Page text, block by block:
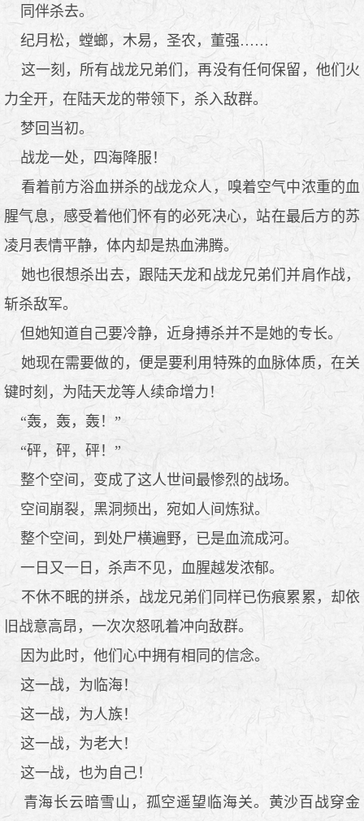
同伴杀去。
纪月松，螳螂，木易，圣农，董强……
这一刻，所有战龙兄弟们，再没有任何保留，他们火
力全开，在陆天龙的带领下，杀入敌群。
梦回当初。
战龙一处，四海降服！
看着前方浴血拼杀的战龙众人，嗅着空气中浓重的血
腥气息，感受着他们怀有的必死决心，站在最后方的苏
凌月表情平静，体内却是热血沸腾。
她也很想杀出去，跟陆天龙和战龙兄弟们并肩作战，
斩杀敌军。
但她知道自己要冷静，近身搏杀并不是她的专长。
她现在需要做的，便是要利用特殊的血脉体质，在关
键时刻，为陆天龙等人续命增力！
“轰，轰，轰！”
“砰，砰，砰！”
整个空间，变成了这人世间最惨烈的战场。
空间崩裂，黑洞频出，宛如人间炼狱。
整个空间，到处尸横遍野，已是血流成河。
一日又一日，杀声不见，血腥越发浓郁。
不休不眠的拼杀，战龙兄弟们同样已伤痕累累，却依
旧战意高昂，一次次怒吼着冲向敌群。
因为此时，他们心中拥有相同的信念。
这一战，为临海！
这一战，为人族！
这一战，为老大！
这一战，也为自己！
青海长云暗雪山，孤空遥望临海关。黄沙百战穿金